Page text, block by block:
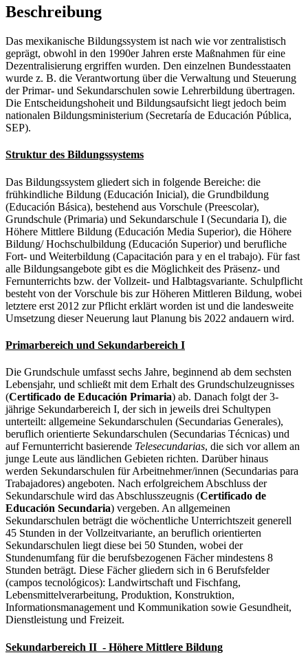
Beschreibung
Das mexikanische Bildungssystem ist nach wie vor zentralistisch
geprägt, obwohl in den 1990er Jahren erste Maßnahmen für eine
Dezentralisierung ergriffen wurden. Den einzelnen Bundesstaaten
wurde z. B. die Verantwortung über die Verwaltung und Steuerung
der Primar- und Sekundarschulen sowie Lehrerbildung übertragen.
Die Entscheidungshoheit und Bildungsaufsicht liegt jedoch beim
nationalen Bildungsministerium (Secretaría de Educación Pública,
SEP).
Struktur des Bildungssystems
Das Bildungssystem gliedert sich in folgende Bereiche: die
frühkindliche Bildung (Educación Inicial), die Grundbildung
(Educación Básica), bestehend aus Vorschule (Preescolar),
Grundschule (Primaria) und Sekundarschule I (Secundaria I), die
Höhere Mittlere Bildung (Educación Media Superior), die Höhere
Bildung/ Hochschulbildung (Educación Superior) und berufliche
Fort- und Weiterbildung (Capacitación para y en el trabajo). Für fast
alle Bildungsangebote gibt es die Möglichkeit des Präsenz- und
Fernunterrichts bzw. der Vollzeit- und Halbtagsvariante. Schulpflicht
besteht von der Vorschule bis zur Höheren Mittleren Bildung, wobei
letztere erst 2012 zur Pflicht erklärt worden ist und die landesweite
Umsetzung dieser Neuerung laut Planung bis 2022 andauern wird.
Primarbereich und Sekundarbereich I
Die Grundschule umfasst sechs Jahre, beginnend ab dem sechsten
Lebensjahr, und schließt mit dem Erhalt des Grundschulzeugnisses
(Certificado de Educación Primaria) ab. Danach folgt der 3-
jährige Sekundarbereich I, der sich in jeweils drei Schultypen
unterteilt: allgemeine Sekundarschulen (Secundarias Generales),
beruflich orientierte Sekundarschulen (Secundarias Técnicas) und
auf Fernunterricht basierende Telesecundarias, die sich vor allem an
junge Leute aus ländlichen Gebieten richten. Darüber hinaus
werden Sekundarschulen für Arbeitnehmer/innen (Secundarias para
Trabajadores) angeboten. Nach erfolgreichem Abschluss der
Sekundarschule wird das Abschlusszeugnis (Certificado de
Educación Secundaria) vergeben. An allgemeinen
Sekundarschulen beträgt die wöchentliche Unterrichtszeit generell
45 Stunden in der Vollzeitvariante, an beruflich orientierten
Sekundarschulen liegt diese bei 50 Stunden, wobei der
Stundenumfang für die berufsbezogenen Fächer mindestens 8
Stunden beträgt. Diese Fächer gliedern sich in 6 Berufsfelder
(campos tecnológicos): Landwirtschaft und Fischfang,
Lebensmittelverarbeitung, Produktion, Konstruktion,
Informationsmanagement und Kommunikation sowie Gesundheit,
Dienstleistung und Freizeit.
Sekundarbereich II - Höhere Mittlere Bildung